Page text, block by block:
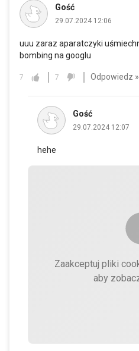
Gość
29.07.2024 12:06
uuu zaraz aparatczyki
bombing na googlu
7 7 Odpowiedz »
Gość
29.07.2024 12:07
hehe
Zaakceptuj pliki
aby